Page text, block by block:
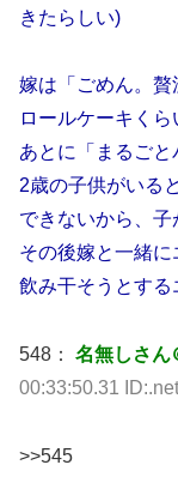
きたらしい)
嫁は「ごめん。贅
ロールケーキく
あとに「まるごと
2歳の子供がいる
できないから、子
その後嫁と一緒
飲み干そうとする
548： 名無しさん
00:33:50.31 ID:.net
>>545